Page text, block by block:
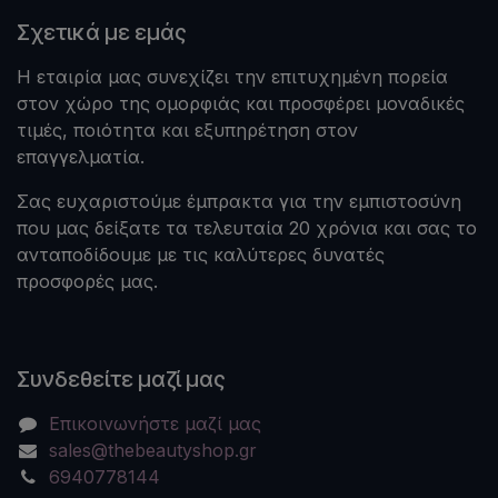
Σχετικά με εμάς
Η εταιρία μας συνεχίζει την επιτυχημένη πορεία
στον χώρο της ομορφιάς και προσφέρει μοναδικές
τιμές, ποιότητα και εξυπηρέτηση στον
επαγγελματία.
Σας ευχαριστούμε έμπρακτα για την εμπιστοσύνη
που μας δείξατε τα τελευταία 20 χρόνια και σας το
ανταποδίδουμε με τις καλύτερες δυνατές
προσφορές μας.
Συνδεθείτε μαζί μας
Επικοινωνήστε μαζί μας
sales@thebeautyshop.gr
6940778144